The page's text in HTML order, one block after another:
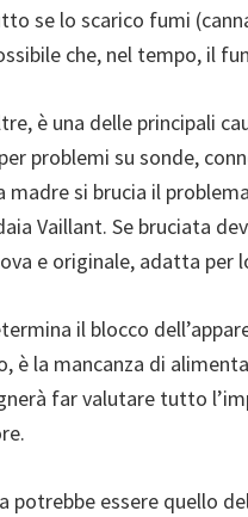
se lo scarico fumi
che, nel tempo, il
è una delle principali
problemi su sonde,
madre si brucia il
Vaillant. Se bruciata
e originale, adatta per
il blocco
è la mancanza di
far valutare tutto
potrebbe essere quello